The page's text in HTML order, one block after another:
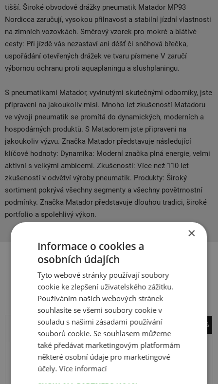
tišší. Široké obvodové drážky pneumatik Matador MP93
Nordicca zaručují, vysokou přilnavost a stabilní jízdní vlastnosti
na zimních vozovkách. Směrový vzorek pro mokré a blátivé
cesty: Při jízdě vás nezastaví ani déšť či sněhová břečka,
uspořádání otevřených drážek ve tvaru písmene V zaručí
výbornou ochranu proti aquaplaningu a slushplaningu.
S pneumatikami Matador, vyvinutými skutečnými odborníky, jste
připraveni na jakoukoliv misi. Mnoho let zkušeností Matadoru
ve vývoji pneumatik se promítá do dynamických, moderních a
hospodárných produktů. S Matadorem jste připraveni na
jakoukoliv výzvu. Značka Matador představuje následující
klíčové hodnoty: Dynamika: Moderní značka plná energie, velmi
aktivní s velkými ambicemi. Zkušenosti: Více než 110 let
zkušeností v odvětví výroby pneumatik. Produkty: Široký
sortiment pokrývá všechny segmenty a všechny povětrnostní
podmínky. Značka Matador představuje dlouhou tradici, široké
portfolio a spolehlivý výkon.
Související produkty
-26%
sněhové řetězy Pewag
RSM 77 V Servomatik SUV
×
Informace o cookies a
osobních údajích
Tyto webové stránky používají soubory
cookie ke zlepšení uživatelského zážitku.
Používáním našich webových stránek
souhlasíte se všemi soubory cookie v
souladu s našimi zásadami používání
souborů cookie. Se souhlasem můžeme
také předávat marketingovým platformám
některé osobní údaje pro marketingové
účely.Více informací